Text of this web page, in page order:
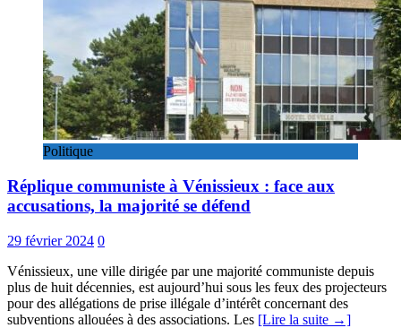
Politique
Réplique communiste à Vénissieux : face aux
accusations, la majorité se défend
29 février 2024 0
Vénissieux, une ville dirigée par une majorité communiste depuis
plus de huit décennies, est aujourd’hui sous les feux des projecteurs
pour des allégations de prise illégale d’intérêt concernant des
subventions allouées à des associations. Les [Lire la suite →]